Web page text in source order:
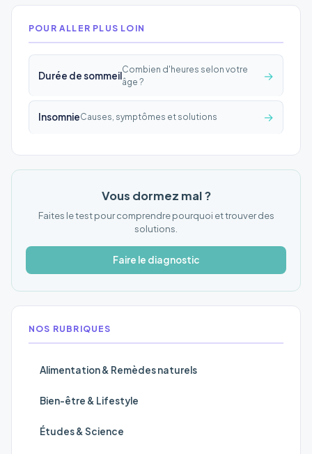
POUR ALLER PLUS LOIN
Durée de sommeil
Combien d'heures selon votre
âge ?
→
InsomnieCauses, symptômes et solutions →
Vous dormez mal ?
Faites le test pour comprendre pourquoi et trouver des
solutions.
Faire le diagnostic
NOS RUBRIQUES
Alimentation & Remèdes naturels
Bien-être & Lifestyle
Études & Science